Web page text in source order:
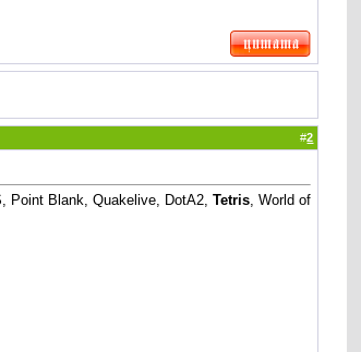
#2
Point Blank, Quakelive, DotA2,Tetris, World of